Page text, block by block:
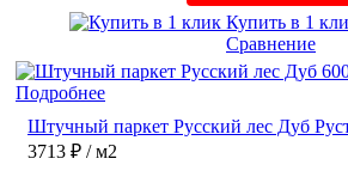
Купить в 1
Сравнение
Подробнее
Штучный паркет Русский лес Дуб
3713 ₽ / м2